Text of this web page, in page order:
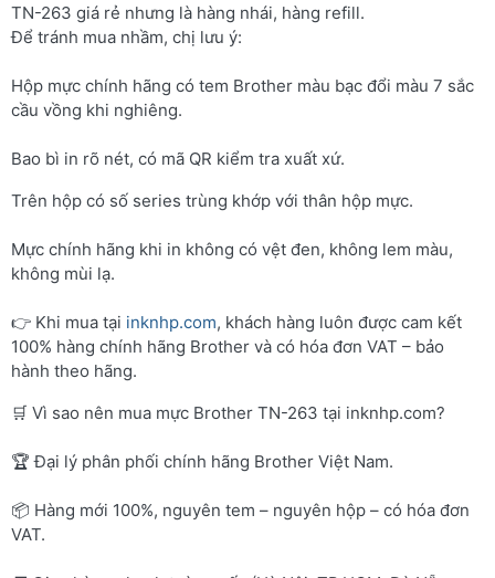
TN-263 giá rẻ nhưng là hàng nhái, hàng refill.
Để tránh mua nhầm, chị lưu ý:
Hộp mực chính hãng có tem Brother màu bạc đổi màu 7 sắc
cầu vồng khi nghiêng.
Bao bì in rõ nét, có mã QR kiểm tra xuất xứ.
Trên hộp có số series trùng khớp với thân hộp mực.
Mực chính hãng khi in không có vệt đen, không lem màu,
không mùi lạ.
👉 Khi mua tại inknhp.com, khách hàng luôn được cam kết
100% hàng chính hãng Brother và có hóa đơn VAT – bảo
hành theo hãng.
🛒 Vì sao nên mua mực Brother TN-263 tại inknhp.com?
🏆 Đại lý phân phối chính hãng Brother Việt Nam.
📦 Hàng mới 100%, nguyên tem – nguyên hộp – có hóa đơn
VAT.